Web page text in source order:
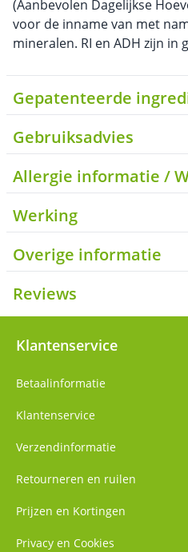
(Aanbevolen Dagelijkse
voor de inname van met
mineralen. RI en ADH zijn in
Gepatenteerde
Gebruiksadvies
Allergie informatie /
Werking
Overige informatie
Reviews
Klantenservice
Betaalinformatie
Klantenservice
Verzendinformatie
Retourneren en ruilen
Prijzen en Kortingen
Privacy en Cookies